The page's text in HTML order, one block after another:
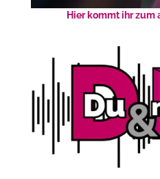
Hier kommt ihr zum